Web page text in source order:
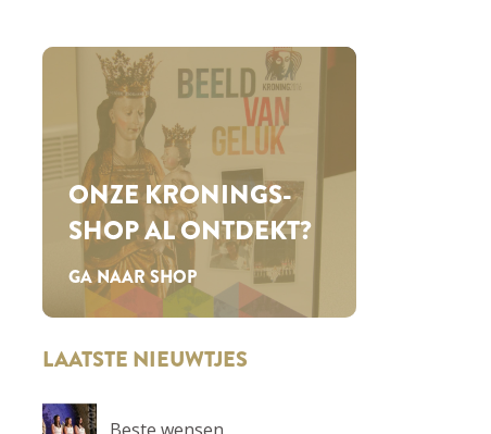
ONZE KRONINGS­
SHOP AL ONTDEKT?
GA NAAR SHOP
LAATSTE NIEUWTJES
Beste wensen